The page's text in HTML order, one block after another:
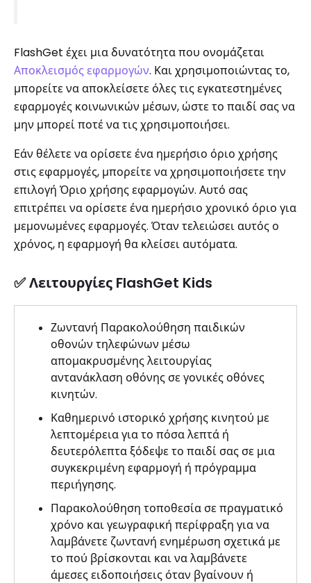
FlashGet έχει μια δυνατότητα που ονομάζεται
Αποκλεισμός εφαρμογών. Και χρησιμοποιώντας το,
μπορείτε να αποκλείσετε όλες τις εγκατεστημένες
εφαρμογές κοινωνικών μέσων, ώστε το παιδί σας να
μην μπορεί ποτέ να τις χρησιμοποιήσει.
Εάν θέλετε να ορίσετε ένα ημερήσιο όριο χρήσης
στις εφαρμογές, μπορείτε να χρησιμοποιήσετε την
επιλογή Όριο χρήσης εφαρμογών. Αυτό σας
επιτρέπει να ορίσετε ένα ημερήσιο χρονικό όριο για
μεμονωμένες εφαρμογές. Όταν τελειώσει αυτός ο
χρόνος, η εφαρμογή θα κλείσει αυτόματα.
✅ Λειτουργίες FlashGet Kids
Ζωντανή Παρακολούθηση παιδικών
οθονών τηλεφώνων μέσω
απομακρυσμένης λειτουργίας
αντανάκλαση οθόνης σε γονικές οθόνες
κινητών.
Καθημερινό ιστορικό χρήσης κινητού με
λεπτομέρεια για το πόσα λεπτά ή
δευτερόλεπτα ξόδεψε το παιδί σας σε μια
συγκεκριμένη εφαρμογή ή πρόγραμμα
περιήγησης.
Παρακολούθηση τοποθεσία σε πραγματικό
χρόνο και γεωγραφική περίφραξη για να
λαμβάνετε ζωντανή ενημέρωση σχετικά με
το πού βρίσκονται και να λαμβάνετε
άμεσες ειδοποιήσεις όταν βγαίνουν ή